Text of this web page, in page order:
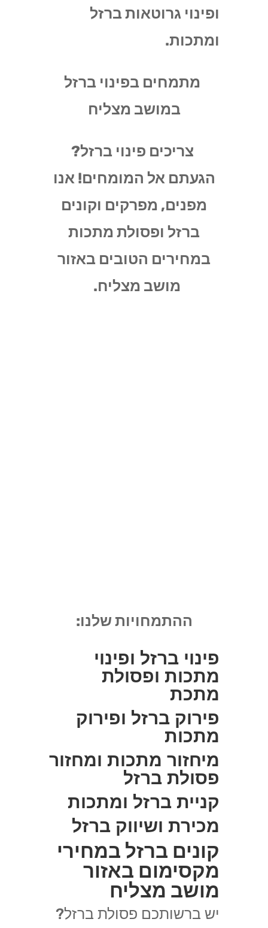
ופינוי גרוטאות ברזל
ומתכות.
מתמחים בפינוי ברזל
במושב מצליח
צריכים פינוי ברזל?
הגעתם אל המומחים! אנו
מפנים, מפרקים וקונים
ברזל ופסולת מתכות
במחירים הטובים באזור
מושב מצליח.
ההתמחויות שלנו:
פינוי ברזל ופינוי
מתכות ופסולת
מתכת
פירוק ברזל ופירוק
מתכות
מיחזור מתכות ומחזור
פסולת ברזל
קניית ברזל ומתכות
מכירת ושיווק ברזל
קונים ברזל במחירי
מקסימום באזור
מושב מצליח
יש ברשותכם פסולת ברזל?